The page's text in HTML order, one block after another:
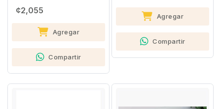
¢2,055
Agregar
Compartir
Agregar
Compartir